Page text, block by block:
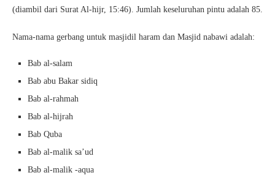
(diambil dari Surat Al-hijr, 15:46). Jumlah keseluruhan pintu adalah 85.
Nama-nama gerbang untuk masjidil haram dan Masjid nabawi adalah:
Bab al-salam
Bab abu Bakar sidiq
Bab al-rahmah
Bab al-hijrah
Bab Quba
Bab al-malik sa’ud
Bab al-malik -aqua